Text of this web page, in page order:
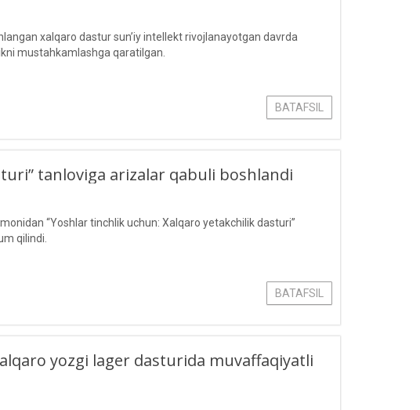
xalqaro dastur sun’iy intellekt rivojlanayotgan davrda
mustahkamlashga qaratilgan.
BATAFSIL
tanloviga arizalar qabuli boshlandi
“Yoshlar tinchlik uchun: Xalqaro yetakchilik dasturi”
qilindi.
BATAFSIL
yozgi lager dasturida muvaffaqiyatli